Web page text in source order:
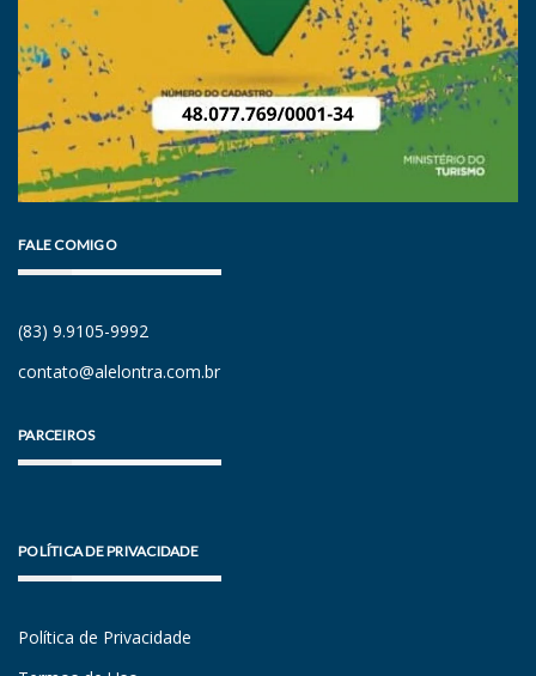
FALE COMIGO
(83) 9.9105-9992
contato@alelontra.com.br
PARCEIROS
POLÍTICA DE PRIVACIDADE
Política de Privacidade